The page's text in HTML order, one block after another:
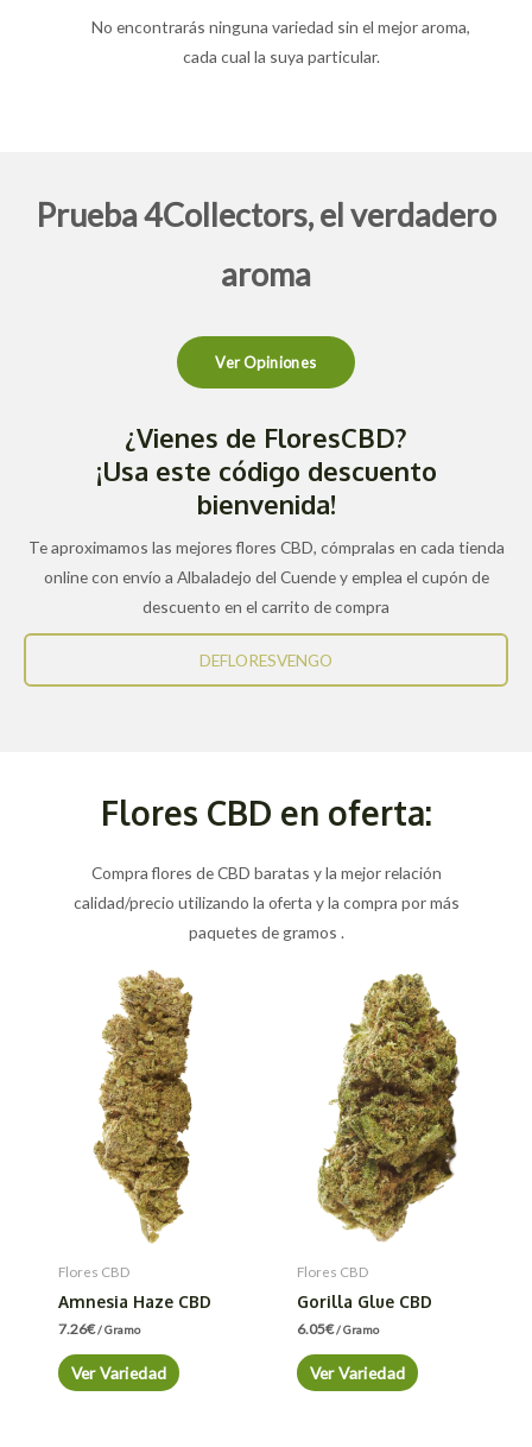
No encontrarás ninguna variedad sin el mejor aroma,
cada cual la suya particular.
Prueba 4Collectors, el verdadero
aroma
Ver Opiniones
¿Vienes de FloresCBD?
¡Usa este código descuento
bienvenida!
Te aproximamos las mejores flores CBD, cómpralas en cada tienda
online con envío a Albaladejo del Cuende y emplea el cupón de
descuento en el carrito de compra
DEFLORESVENGO
Flores CBD en oferta:
Compra flores de CBD baratas y la mejor relación
calidad/precio utilizando la oferta y la compra por más
paquetes de gramos .
Flores CBD
Amnesia Haze CBD
7.26€/ Gramo
Ver Variedad
Flores CBD
Gorilla Glue CBD
6.05€/ Gramo
Ver Variedad